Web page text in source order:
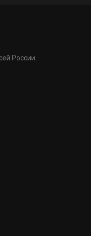
России.